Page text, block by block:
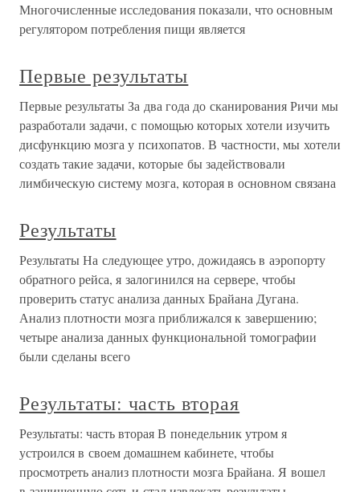
Многочисленные исследования показали, что основным
регулятором потребления пищи является
Первые результаты
Первые результаты За два года до сканирования Ричи мы
разработали задачи, с помощью которых хотели изучить
дисфункцию мозга у психопатов. В частности, мы хотели
создать такие задачи, которые бы задействовали
лимбическую систему мозга, которая в основном связана
Результаты
Результаты На следующее утро, дожидаясь в аэропорту
обратного рейса, я залогинился на сервере, чтобы
проверить статус анализа данных Брайана Дугана.
Анализ плотности мозга приближался к завершению;
четыре анализа данных функциональной томографии
были сделаны всего
Результаты: часть вторая
Результаты: часть вторая В понедельник утром я
устроился в своем домашнем кабинете, чтобы
просмотреть анализ плотности мозга Брайана. Я вошел